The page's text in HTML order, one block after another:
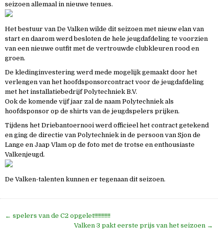
seizoen allemaal in nieuwe tenues.
Het bestuur van De Valken wilde dit seizoen met nieuw elan van
start en daarom werd besloten de hele jeugdafdeling te voorzien
van een nieuwe outfit met de vertrouwde clubkleuren rood en
groen.
De kledinginvestering werd mede mogelijk gemaakt door het
verlengen van het hoofdsponsorcontract voor de jeugdafdeling
met het installatiebedrijf Polytechniek B.V.
Ook de komende vijf jaar zal de naam Polytechniek als
hoofdsponsor op de shirts van de jeugdspelers prijken.
Tijdens het Driebantoernooi werd officieel het contract getekend
en ging de directie van Polytechniek in de persoon van Sjon de
Lange en Jaap Vlam op de foto met de trotse en enthousiaste
Valkenjeugd.
De Valken-talenten kunnen er tegenaan dit seizoen.
Bericht
← spelers van de C2 opgelet!!!!!!!!!!!
Valken 3 pakt eerste prijs van het seizoen →